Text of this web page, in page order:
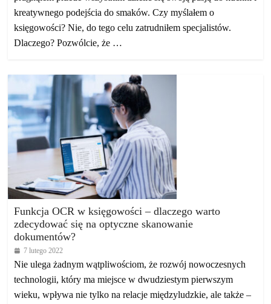
kreatywnego podejścia do smaków. Czy myślałem o
księgowości? Nie, do tego celu zatrudniłem specjalistów.
Dlaczego? Pozwólcie, że …
Funkcja OCR w księgowości – dlaczego warto
zdecydować się na optyczne skanowanie
dokumentów?
7 lutego 2022
Nie ulega żadnym wątpliwościom, że rozwój nowoczesnych
technologii, który ma miejsce w dwudziestym pierwszym
wieku, wpływa nie tylko na relacje międzyludzkie, ale także –